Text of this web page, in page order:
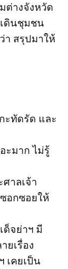
ต่างจังหวัด
ดินชุมชน
า สรุปมาให้
ะทัดรัด และ
ะมาก ไม่รู้
าลเจ้า
อกซอยให้
ด็จย่าฯ มี
ยเรื่อง
เคยเป็น